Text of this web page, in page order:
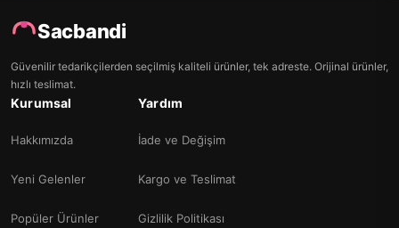
Sacbandi
Güvenilir tedarikçilerden seçilmiş kaliteli ürünler, tek adreste. Orijinal ürünler,
hızlı teslimat.
Kurumsal
Hakkımızda
Yeni Gelenler
Popüler Ürünler
Yardım
İade ve Değişim
Kargo ve Teslimat
Gizlilik Politikası